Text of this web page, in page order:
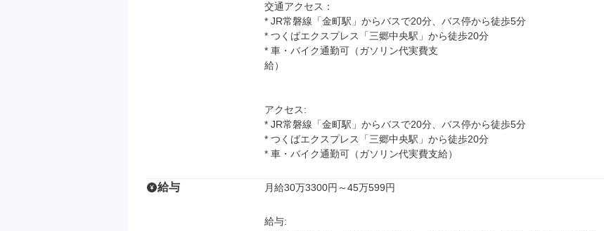
交通アクセス：
* JR常磐線「金町駅」からバスで20分、バス停から徒歩5分
* つくばエクスプレス「三郷中央駅」から徒歩20分
* 車・バイク通勤可（ガソリン代実費支
給）
アクセス:
* JR常磐線「金町駅」からバスで20分、バス停から徒歩5分
* つくばエクスプレス「三郷中央駅」から徒歩20分
* 車・バイク通勤可（ガソリン代実費支給）
給与 月給30万3300円～45万599円
給与: